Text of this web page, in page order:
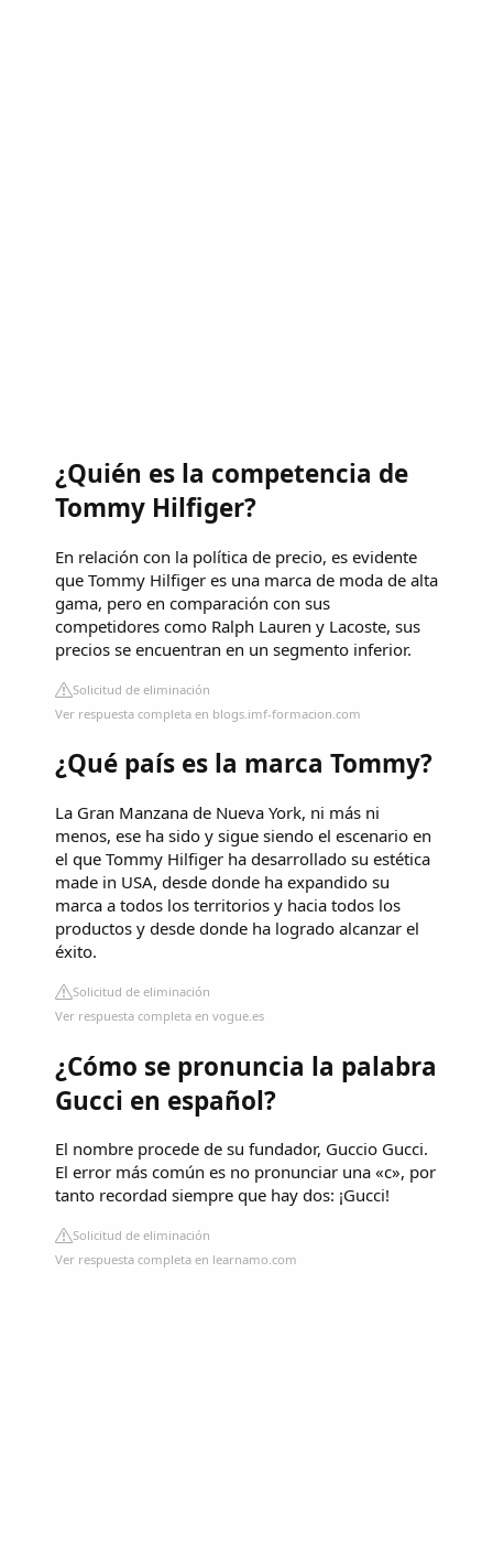
¿Quién es la competencia de
Tommy Hilfiger?
En relación con la política de precio, es evidente
que Tommy Hilfiger es una marca de moda de alta
gama, pero en comparación con sus
competidores como Ralph Lauren y Lacoste, sus
precios se encuentran en un segmento inferior.
Solicitud de eliminación
Ver respuesta completa en blogs.imf-formacion.com
¿Qué país es la marca Tommy?
La Gran Manzana de Nueva York, ni más ni
menos, ese ha sido y sigue siendo el escenario en
el que Tommy Hilfiger ha desarrollado su estética
made in USA, desde donde ha expandido su
marca a todos los territorios y hacia todos los
productos y desde donde ha logrado alcanzar el
éxito.
Solicitud de eliminación
Ver respuesta completa en vogue.es
¿Cómo se pronuncia la palabra
Gucci en español?
El nombre procede de su fundador, Guccio Gucci.
El error más común es no pronunciar una «c», por
tanto recordad siempre que hay dos: ¡Gucci!
Solicitud de eliminación
Ver respuesta completa en learnamo.com